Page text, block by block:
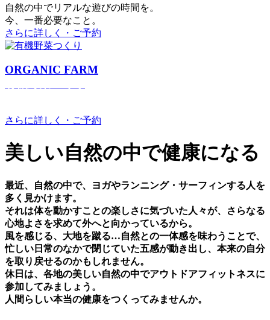
⾃然の中でリアルな遊びの時間を。
今、⼀番必要なこと。
さらに詳しく・ご予約
ORGANIC FARM
さらに詳しく・ご予約
美しい⾃然の中で健康になる
最近、⾃然の中で、ヨガやランニング・サーフィンする⼈を
多く⾒かけます。
それは体を動かすことの楽しさに気づいた⼈々が、さらなる
⼼地よさを求めて外へと向かっているから。
⾵を感じる、⼤地を蹴る…⾃然との⼀体感を味わうことで、
忙しい⽇常のなかで閉じていた五感が動き出し、本来の⾃分
を取り戻せるのかもしれません。
休⽇は、各地の美しい⾃然の中でアウトドアフィットネスに
参加してみましょう。
⼈間らしい本当の健康をつくってみませんか。